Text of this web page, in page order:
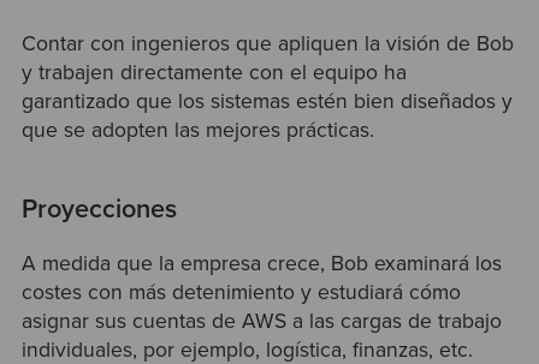
Contar con ingenieros que apliquen la visión de Bob
y trabajen directamente con el equipo ha
garantizado que los sistemas estén bien diseñados y
que se adopten las mejores prácticas.
Proyecciones
A medida que la empresa crece, Bob examinará los
costes con más detenimiento y estudiará cómo
asignar sus cuentas de AWS a las cargas de trabajo
individuales, por ejemplo, logística, finanzas, etc.